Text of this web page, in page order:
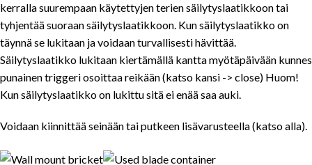
kerralla suurempaan käytettyjen terien säilytyslaatikkoon tai
tyhjentää suoraan säilytyslaatikkoon. Kun säilytyslaatikko on
täynnä se lukitaan ja voidaan turvallisesti hävittää.
Säilytyslaatikko lukitaan kiertämällä kantta myötäpäivään kunnes
punainen triggeri osoittaa reikään (katso kansi -> close) Huom!
Kun säilytyslaatikko on lukittu sitä ei enää saa auki.
Voidaan kiinnittää seinään tai putkeen lisävarusteella (katso alla).